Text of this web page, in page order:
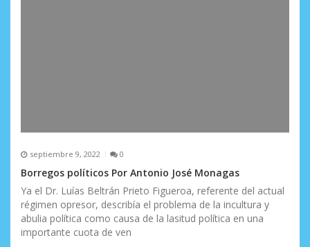
septiembre 9, 2022 0
Borregos políticos Por Antonio José Monagas
Ya el Dr. Luías Beltrán Prieto Figueroa, referente del actual
régimen opresor, describía el problema de la incultura y
abulia política como causa de la lasitud política en una
importante cuota de ven